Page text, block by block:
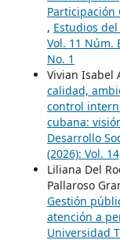
Participación
, Estudios
Vol. 11 Núm.
No. 1
Vivian Isabel
calidad,
control
cubana:
Desarrollo
(2026): Vol.
Liliana Del
Pallaroso
Gestión
atención a
Universidad